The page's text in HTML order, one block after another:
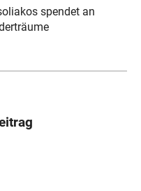
spendet an